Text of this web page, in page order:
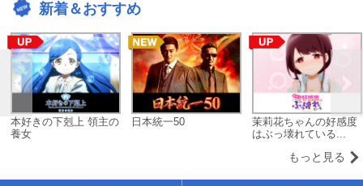
新着＆おすすめ
本好きの下剋上 領主の
養女
日本統一50
茉莉花ちゃんの好感度
はぶっ壊れている...
もっと見る